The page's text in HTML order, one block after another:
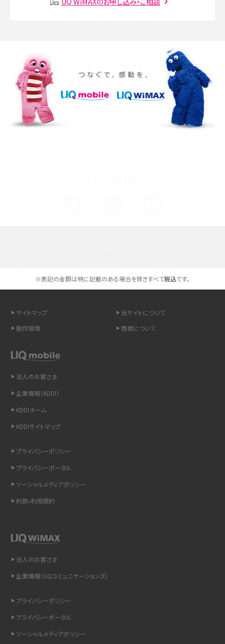
iPhone 16eとiPhone SE（第3世代）の違いは？サイズやスペックを比較して解説
iPhone 16eとiPhone 14を徹底比較！スペック・機能の違いをわかりやすく紹介
iPhone 16シリーズのモデルを比較！価格・サイズ・カメラ性能の違いを徹底解説
iPhone 16とiPhone 15の違いは？カメラ・スペック・機能を徹底比較
LINEの引き継ぎ方法は？対象データや事前準備・条件・注意点などを解説
LINEの通知がこない時の原因と対処法9選！設定の確認手順も解説
非通知設定とは？184で電話をかける方法やiPhone・Androidの設定を解説
スマホのウィジェットとは？iPhone・Androidの設定方法やおススメを紹介
リプライ機能とは？LINE、X（旧Twitter）、Instagram、TikTokで送る方法を解説
インスタのDMの送り方は？便利機能の使い方や注意点をわかりやすく解説
Bluetooth®とは？Wi-Fiとの違いやスマホ・PCとの接続方法を解説
「iPhoneを探す」の使い方と設定方法を紹介！ブラウザやアプリから探す方法を
紹介
※表記の金額は特に記載のある場合を除きすべて税込です。
サイトマップ
当サイトについて
動作環境
商標について
法人のお客さま
企業情報（KDDI）
KDDIホーム
KDDIサイトマップ
プライバシーポリシー
プライバシーポータル
ソーシャルメディアポリシー
約款•利用規約
法人のお客さま
企業情報（UQコミュニケーションズ）
プライバシーポリシー
プライバシーポータル
ソーシャルメディアポリシー